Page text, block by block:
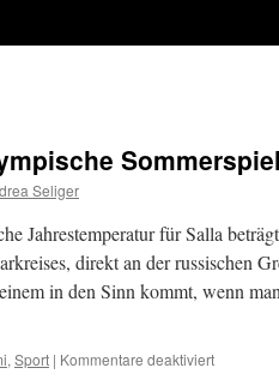
Seliger
Jahrestemperatur für Salla
direkt an der russischen
in den Sinn kommt, wenn
, Sport | Kommentare deaktiviertfür